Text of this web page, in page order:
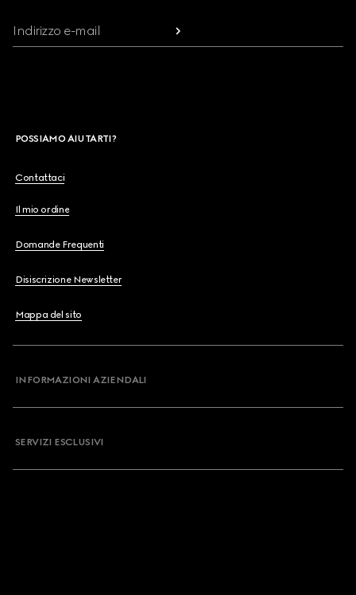
Indirizzo e-mail
POSSIAMO AIUTARTI?
Contattaci
Il mio ordine
Domande Frequenti
Disiscrizione Newsletter
Mappa del sito
INFORMAZIONI AZIENDALI
SERVIZI ESCLUSIVI